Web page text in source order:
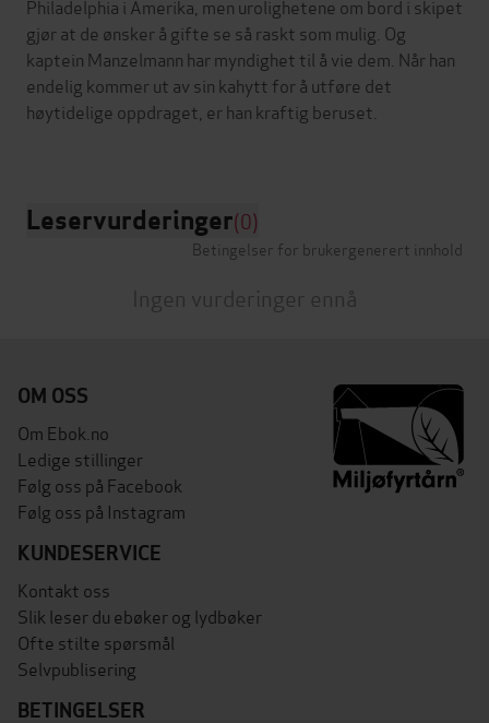
Philadelphia i Amerika, men urolighetene om bord i skipet
gjør at de ønsker å gifte se så raskt som mulig. Og
kaptein Manzelmann har myndighet til å vie dem. Når han
endelig kommer ut av sin kahytt for å utføre det
høytidelige oppdraget, er han kraftig beruset.
Leservurderinger(0)
Betingelser for brukergenerert innhold
Ingen vurderinger ennå
OM OSS
Om Ebok.no
Ledige stillinger
Følg oss på Facebook
Følg oss på Instagram
KUNDESERVICE
Kontakt oss
Slik leser du ebøker og lydbøker
Ofte stilte spørsmål
Selvpublisering
BETINGELSER